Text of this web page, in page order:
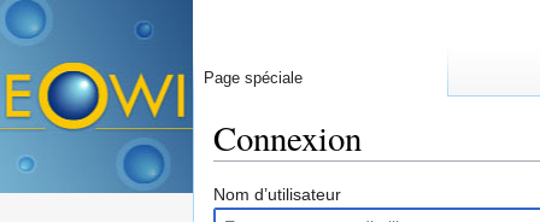
Connexion
Nom d’utilisateur
Page spéciale